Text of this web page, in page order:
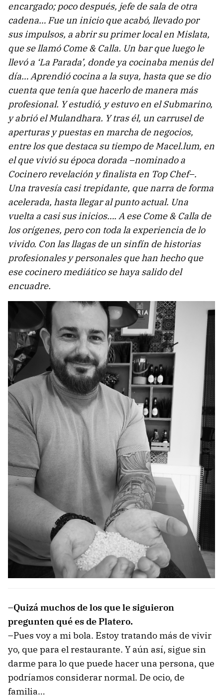
encargado; poco después, jefe de sala de otra
cadena… Fue un inicio que acabó, llevado por
sus impulsos, a abrir su primer local en Mislata,
que se llamó Come & Calla. Un bar que luego le
llevó a ‘La Parada’, donde ya cocinaba menús del
día… Aprendió cocina a la suya, hasta que se dio
cuenta que tenía que hacerlo de manera más
profesional. Y estudió, y estuvo en el Submarino,
y abrió el Mulandhara. Y tras él, un carrusel de
aperturas y puestas en marcha de negocios,
entre los que destaca su tiempo de Macel.lum, en
el que vivió su época dorada –nominado a
Cocinero revelación y finalista en Top Chef–.
Una travesía casi trepidante, que narra de forma
acelerada, hasta llegar al punto actual. Una
vuelta a casi sus inicios…. A ese Come & Calla de
los orígenes, pero con toda la experiencia de lo
vivido. Con las llagas de un sinfín de historias
profesionales y personales que han hecho que
ese cocinero mediático se haya salido del
encuadre.
–Quizá muchos de los que le siguieron
pregunten qué es de Platero.
–Pues voy a mi bola. Estoy tratando más de vivir
yo, que para el restaurante. Y aún así, sigue sin
darme para lo que puede hacer una persona, que
podríamos considerar normal. De ocio, de
familia…